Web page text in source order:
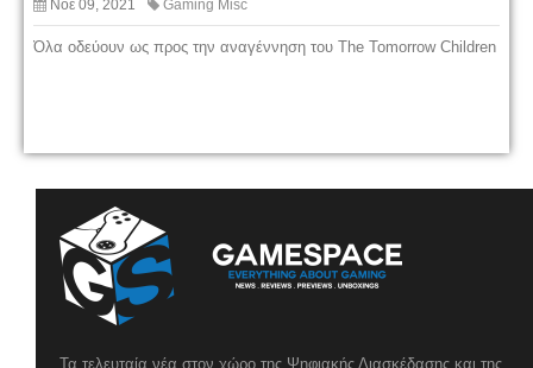
Νοέ 09, 2021 Gaming Misc
Όλα οδεύουν ως προς την αναγέννηση του The Tomorrow Children
Τα τελευταία νέα στον χώρο της Ψηφιακής Διασκέδασης και της